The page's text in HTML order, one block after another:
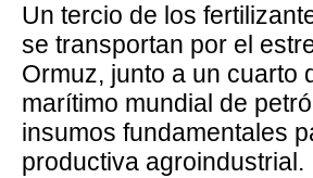
Un tercio de los
se transportan por el
Ormuz, junto a un cuarto
marítimo mundial de
insumos fundamentales
productiva agroindustrial.